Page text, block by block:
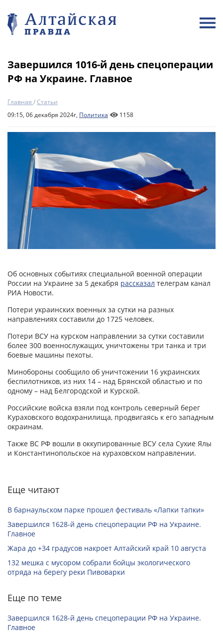
Завершился 1016-й день спецоперации
РФ на Украине. Главное
Главная /Статьи
09:15, 06 декабря 2024г, Политика 1158
Об основных событиях специальной военной операции
России на Украине за 5 декабря рассказал телеграм канал
РИА Новости.
Потери украинских военных за сутки на разных
направлениях составили до 1725 человек.
Потери ВСУ на курском направлении за сутки составили
более 300 военнослужащих, уничтожены три танка и три
боевые машины пехоты.
Минобороны сообщило об уничтожении 16 украинских
беспилотников, из них 14 – над Брянской областью и по
одному – над Белгородской и Курской.
Российские войска взяли под контроль северный берег
Кураховского водохранилища, продвигаясь к его западным
окраинам.
Также ВС РФ вошли в оккупированные ВСУ села Сухие Ялы
и Константинопольское на кураховском направлении.
Еще читают
В барнаульском парке прошел фестиваль «Лапки тапки»
Завершился 1628-й день спецоперации РФ на Украине.
Главное
Жара до +34 градусов накроет Алтайский край 10 августа
132 мешка с мусором собрали бойцы экологического
отряда на берегу реки Пивоварки
Еще по теме
Завершился 1628-й день спецоперации РФ на Украине.
Главное